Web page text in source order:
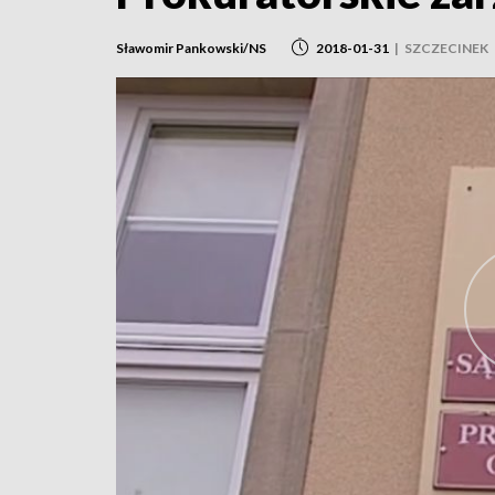
Sławomir Pankowski/NS 2018-01-31 | SZCZECINEK